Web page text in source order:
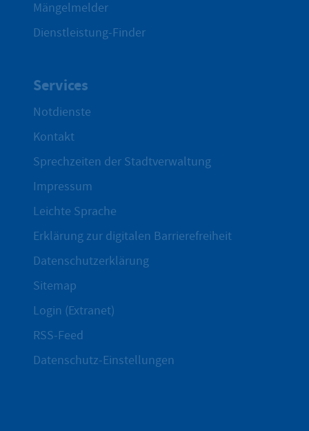
Mängelmelder
Dienstleistung-Finder
Services
Notdienste
Kontakt
Sprechzeiten der Stadtverwaltung
Impressum
Leichte Sprache
Erklärung zur digitalen Barrierefreiheit
Datenschutzerklärung
Sitemap
Login (Extranet)
RSS-Feed
Datenschutz-Einstellungen